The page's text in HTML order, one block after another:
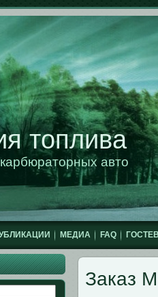
топлива
авто
МЕДИА FAQ
Заказ